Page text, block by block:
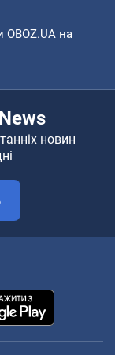
OBOZ.UA на
новин